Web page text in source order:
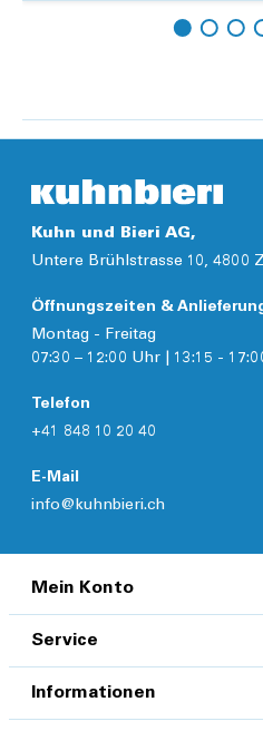
Kuhn und Bieri AG,
Untere Brühlstrasse 10, 4800
Öffnungszeiten &
Montag - Freitag
07:30 – 12:00 Uhr | 13:15 -
Telefon
+41 848 10 20 40
E-Mail
info@kuhnbieri.ch
Mein Konto
Service
Informationen